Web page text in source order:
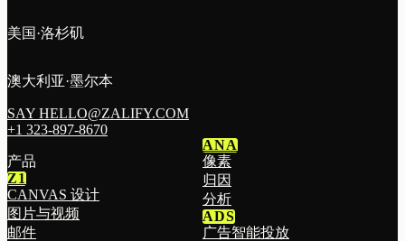
美国·洛杉矶
澳大利亚·墨尔本
SAY HELLO@ZALIFY.COM
+1 323-897-8670
产品
Z1
CANVAS 设计
图片与视频
邮件
ANA
像素
归因
分析
ADS
广告智能投放